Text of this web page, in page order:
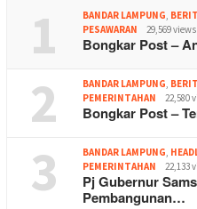
1 BANDAR LAMPUNG,
PESAWARAN
29,569 views
Bongkar Post –
2 BANDAR LAMPUNG,
PEMERINTAHAN
22,580
Bongkar Post –
3 BANDAR LAMPUNG,
PEMERINTAHAN
22,133
Pj Gubernur
Pembangunan…